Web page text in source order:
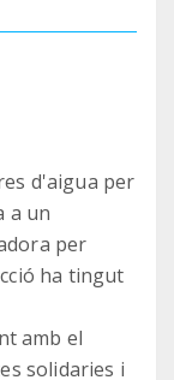
d'aigua per
a un
per
ha tingut
amb el
solidaries i